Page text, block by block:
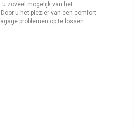
zoveel mogelijk van het
u het plezier van een comfort
problemen op te lossen.